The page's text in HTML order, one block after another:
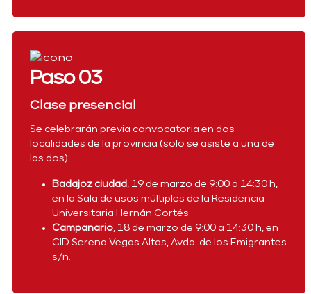
Paso 03
Clase presencial
Se celebrarán previa convocatoria en dos
localidades de la provincia (solo se asiste a una de
las dos):
Badajoz ciudad , 19 de marzo de 9:00 a 14:30 h,
en la Sala de usos múltiples de la Residencia
Universitaria Hernán Cortés.
Campanario, 18 de marzo de 9:00 a 14:30 h, en
CID Serena Vegas Altas, Avda. de los Emigrantes
s/n.